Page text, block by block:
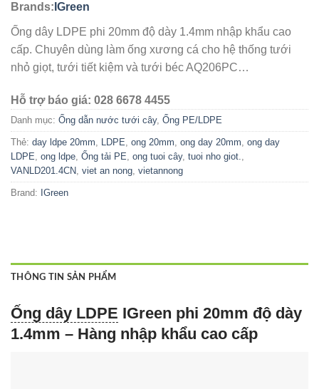
Brands: IGreen
Ống dây LDPE phi 20mm độ dày 1.4mm nhập khẩu cao
cấp. Chuyên dùng làm ống xương cá cho hệ thống tưới
nhỏ giọt, tưới tiết kiệm và tưới béc AQ206PC…
Hỗ trợ báo giá: 028 6678 4455
Danh mục: Ống dẫn nước tưới cây, Ống PE/LDPE
Thẻ: day ldpe 20mm LDPE ong 20mm ong day 20mm ong day
LDPE ong ldpe Ống tải PE ong tuoi cây, tuoi nho giot.
VANLD201.4CN viet an nong vietannong
Brand: IGreen
THÔNG TIN SẢN PHẨM
Ống dây LDPE IGreen phi 20mm độ dày
1.4mm – Hàng nhập khẩu cao cấp